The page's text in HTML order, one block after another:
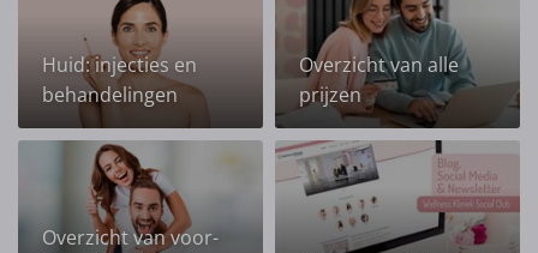
Huid: injecties en
behandelingen
Overzicht van alle
prijzen
Overzicht van voor-